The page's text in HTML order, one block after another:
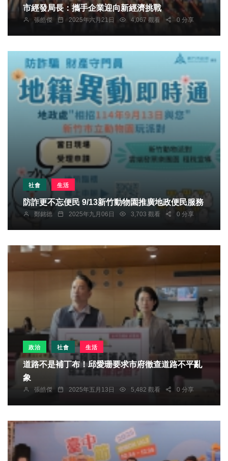
市經發局長：攜手企業迎向新經濟挑戰
張皓傑 2025年六月21日 4,067 觀看 0 分享
社會 生活
防詐更不忘便民 9/13新竹動物園推廣地政便民服務
鄭銘德 2025年九月06日 3,703 觀看 0 分享
政治 社會 生活
道路不是補丁布！邱愛珊要求市府徹查道路不平亂
象
張皓傑 2025年五月13日 5,482 觀看 0 分享